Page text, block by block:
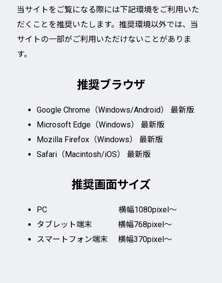
当サイトをご覧になる際には下記環境をご利用いた
だくことを推奨いたします。推奨環境以外では、当
サイトの一部がご利用いただけないことがありま
す。
推奨ブラウザ
Google Chrome（Windows/Android） 最新版
Microsoft Edge（Windows） 最新版
Mozilla Firefox（Windows） 最新版
Safari（Macintosh/iOS） 最新版
推奨画面サイズ
PC 横幅1080pixel～
タブレット端末 横幅768pixel～
スマートフォン端末 横幅370pixel～